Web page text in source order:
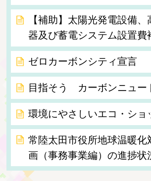
【補助】太陽光発電設備
器及び蓄電システム設置費
ゼロカーボンシティ宣言
目指そう カーボンニュー
環境にやさしいエコ・ショ
常陸太田市役所地球温暖化
画（事務事業編）の進捗状